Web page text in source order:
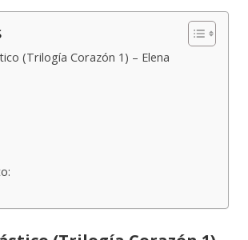
(Trilogía Corazón 1) – Elena